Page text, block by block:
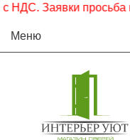
Заявки просьба
Меню